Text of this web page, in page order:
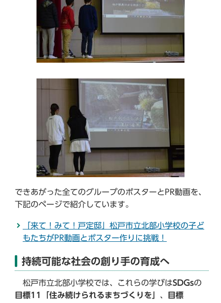
できあがった全てのグループのポスターとPR動画を、
下記のページで紹介しています。
「来て！みて！戸定邸」松戸市立北部小学校の子ど
もたちがPR動画とポスター作りに挑戦！
持続可能な社会の創り手の育成へ
松戸市立北部小学校では、これらの学びはSDGsの
目標11「住み続けられるまちづくりを」 、
目標